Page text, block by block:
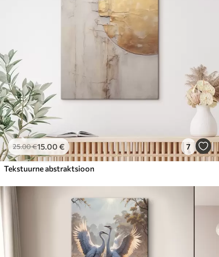
25.00€15.00 € 7
Tekstuurne abstraktsioon